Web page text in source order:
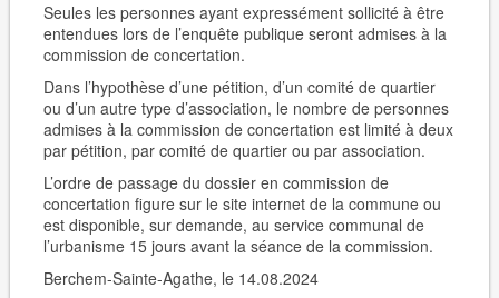
Seules les personnes ayant expressément sollicité à être
entendues lors de l’enquête publique seront admises à la
commission de concertation.
Dans l’hypothèse d’une pétition, d’un comité de quartier
ou d’un autre type d’association, le nombre de personnes
admises à la commission de concertation est limité à deux
par pétition, par comité de quartier ou par association.
L’ordre de passage du dossier en commission de
concertation figure sur le site internet de la commune ou
est disponible, sur demande, au service communal de
l’urbanisme 15 jours avant la séance de la commission.
Berchem-Sainte-Agathe, le 14.08.2024